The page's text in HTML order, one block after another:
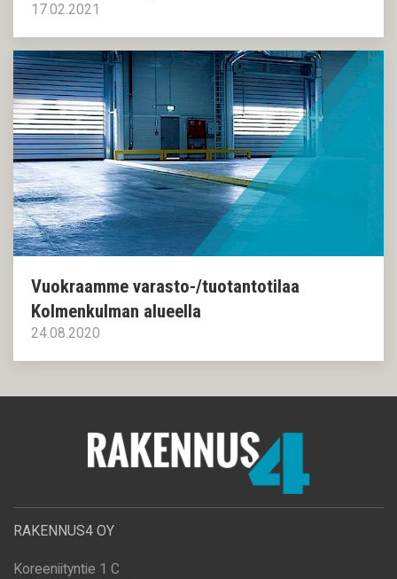
17.02.2021
Vuokraamme varasto-/tuotantotilaa
Kolmenkulman alueella
24.08.2020
RAKENNUS4 OY
Koreeniityntie 1 C